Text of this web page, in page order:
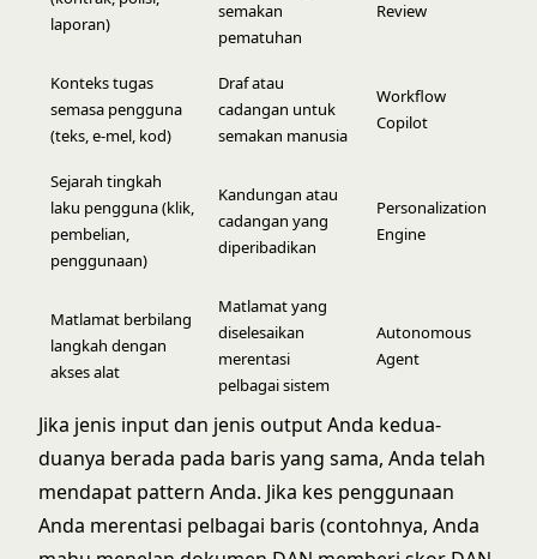
laporan)
semakan
pematuhan
Review
Konteks tugas
semasa pengguna
(teks, e-mel, kod)
Draf atau
cadangan untuk
semakan manusia
Workflow
Copilot
Sejarah tingkah
laku pengguna (klik,
pembelian,
penggunaan)
Kandungan atau
cadangan yang
diperibadikan
Personalization
Engine
Matlamat berbilang
langkah dengan
akses alat
Matlamat yang
diselesaikan
merentasi
pelbagai sistem
Autonomous
Agent
Jika jenis input dan jenis output Anda kedua-
duanya berada pada baris yang sama, Anda telah
mendapat pattern Anda. Jika kes penggunaan
Anda merentasi pelbagai baris (contohnya, Anda